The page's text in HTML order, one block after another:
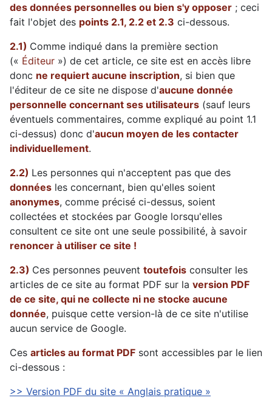
des données personnelles ou bien s'y opposer ; ceci
fait l'objet des points 2.1, 2.2 et 2.3 ci-dessous.
2.1) Comme indiqué dans la première section
(« Éditeur ») de cet article, ce site est en accès libre
donc ne requiert aucune inscription, si bien que
l'éditeur de ce site ne dispose d'aucune donnée
personnelle concernant ses utilisateurs (sauf leurs
éventuels commentaires, comme expliqué au point 1.1
ci-dessus) donc d'aucun moyen de les contacter
individuellement.
2.2) Les personnes qui n'acceptent pas que des
données les concernant, bien qu'elles soient
anonymes, comme précisé ci-dessus, soient
collectées et stockées par Google lorsqu'elles
consultent ce site ont une seule possibilité, à savoir
renoncer à utiliser ce site !
2.3) Ces personnes peuvent toutefois consulter les
articles de ce site au format PDF sur la version PDF
de ce site, qui ne collecte ni ne stocke aucune
donnée, puisque cette version-là de ce site n'utilise
aucun service de Google.
Ces articles au format PDF sont accessibles par le lien
ci-dessous :
>> Version PDF du site « Anglais pratique »